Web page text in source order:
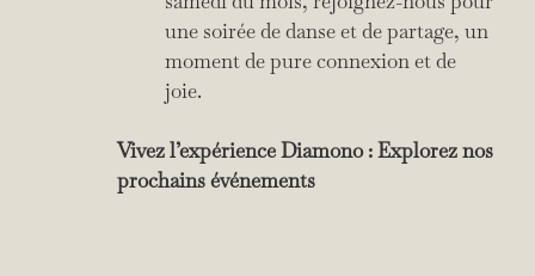
une soirée de danse et de partage, un
moment de pure connexion et de
joie.
Vivez l’expérience Diamono : Explorez nos
prochains événements